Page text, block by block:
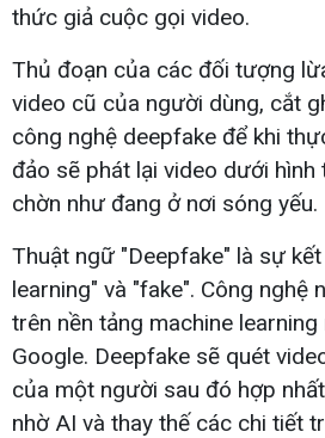
thức giả cuộc gọi video.
Thủ đoạn của các đối tượng
video cũ của người dùng, cắt
công nghệ deepfake để khi
đảo sẽ phát lại video dưới
chờn như đang ở nơi sóng yếu.
Thuật ngữ "Deepfake" là sự
learning" và "fake". Công nghệ
trên nền tảng machine
Google. Deepfake sẽ quét
của một người sau đó hợp
nhờ AI và thay thế các chi tiết